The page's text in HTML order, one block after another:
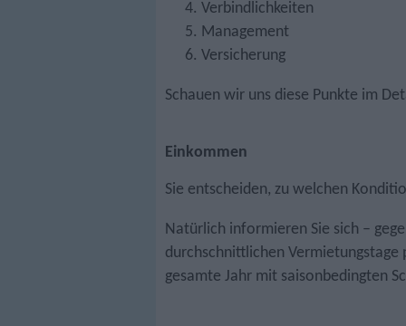
Verbindlichkeiten
Management
Versicherung
Schauen wir uns diese Punkte im
Einkommen
Sie entscheiden, zu welchen
Natürlich informieren Sie sich –
durchschnittlichen Vermietungstage
gesamte Jahr mit saisonbedingten